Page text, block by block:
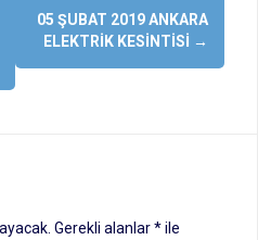
05 ŞUBAT 2019 ANKARA
ELEKTRIK KESINTISI →
Gerekli alanlar*ile